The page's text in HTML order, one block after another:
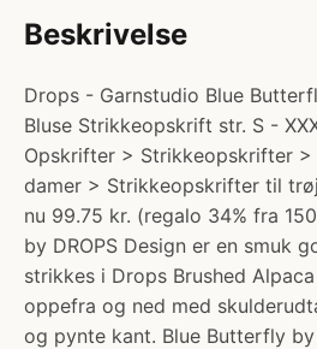
Beskrivelse
Drops - Garnstudio Blue
Bluse Strikkeopskrift str. S -
Opskrifter > Strikkeopskrifter
damer > Strikkeopskrifter til
nu 99.75 kr. (regalo 34% fra
by DROPS Design er en smuk
strikkes i Drops Brushed
oppefra og ned med
og pynte kant. Blue Butterfly by